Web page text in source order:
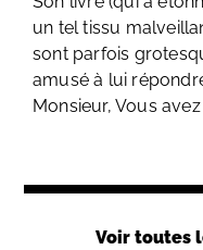
un tel tissu
sont parfois
amusé à lui
Monsieur, Vous
Voir toutes